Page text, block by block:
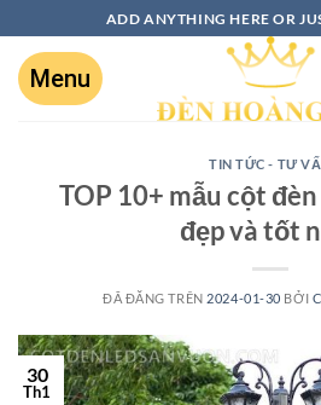
ADD ANYTHING HERE OR
TIN TỨC - TƯ
TOP 10+ mẫu cột
đẹp và tốt
ĐÃ ĐĂNG TRÊN 2024-01-30 BỞI
30
Th1